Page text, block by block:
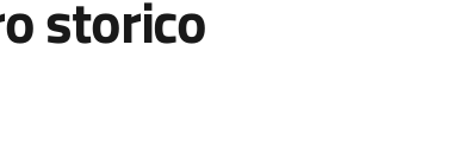
storico